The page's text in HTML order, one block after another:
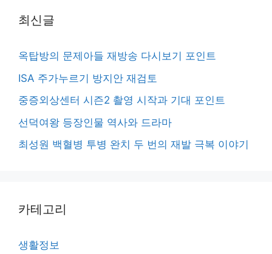
최신글
옥탑방의 문제아들 재방송 다시보기 포인트
ISA 주가누르기 방지안 재검토
중증외상센터 시즌2 촬영 시작과 기대 포인트
선덕여왕 등장인물 역사와 드라마
최성원 백혈병 투병 완치 두 번의 재발 극복 이야기
카테고리
생활정보